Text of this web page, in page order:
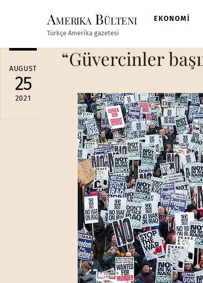
Amerika Bülteni
Türkçe Amerika gazetesi
EKONOMİ
AUGUST
25
2021
“Güvercinler